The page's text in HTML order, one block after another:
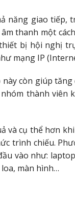
năng giao
thanh một
bị hội nghị
mạng IP
còn giúp
thành viên
và cụ thể hơn
trình chiếu.
vào như:
màn hình…